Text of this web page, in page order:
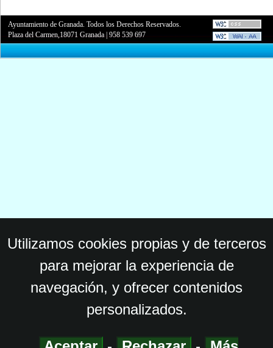
Ayuntamiento de Granada. Todos los Derechos Reservados.
Plaza del Carmen,18071 Granada |958 539 697
Utilizamos cookies propias y de terceros
para mejorar la experiencia de
navegación, y ofrecer contenidos
personalizados.